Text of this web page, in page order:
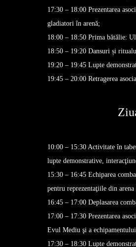
17:30 – 18:00 Prezentarea
gladiatori în arenă;
18:00 – 18:50 Prima bătălie:
18:50 – 19:20 Dansuri și
19:20 – 19:45 Lupte
19:45 – 20:00 Retragerea
10:00 – 15:30 Activitate în
lupte demonstrative,
15:30 – 16:45 Echiparea
pentru reprezentaţiile din
16:45 – 17:00 Deplasarea
17:00 – 17:30 Prezentarea
Evul Mediu şi a
17:30 – 18:30 Lupte